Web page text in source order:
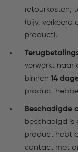
retourkosten,
(bijv. verkeerd
product).
verwerkt naar
binnen 14
product
Beschadigde
beschadigd is
product hebt
contact met